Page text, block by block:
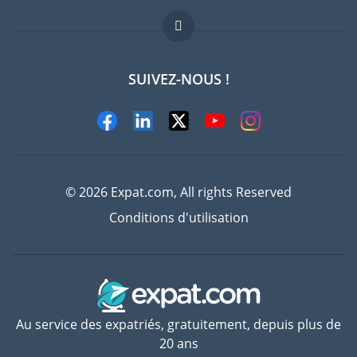
Offres d'emploi
FAQ
Experts
SUIVEZ-NOUS !
© 2026 Expat.com, All rights Reserved
Conditions d'utilisation
Au service des expatriés, gratuitement, depuis plus de
20 ans